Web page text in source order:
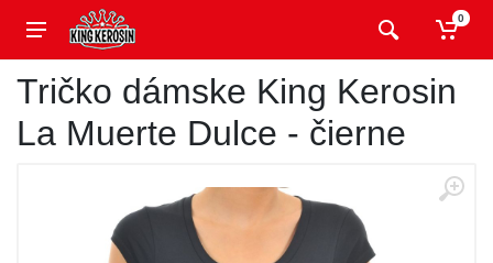
0
Tričko dámske King Kerosin
La Muerte Dulce - čierne